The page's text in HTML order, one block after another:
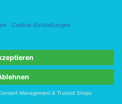
2004, S. 6.